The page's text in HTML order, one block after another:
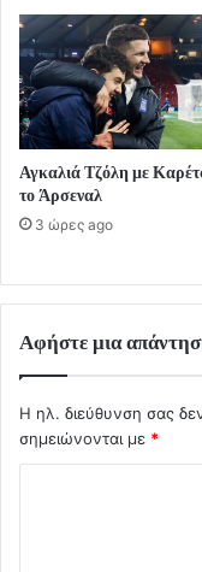
Αγκαλιά Τζόλη με
το Άρσεναλ
3 ώρες ago
Αφήστε μια
Η ηλ. διεύθυνση σας
σημειώνονται με *